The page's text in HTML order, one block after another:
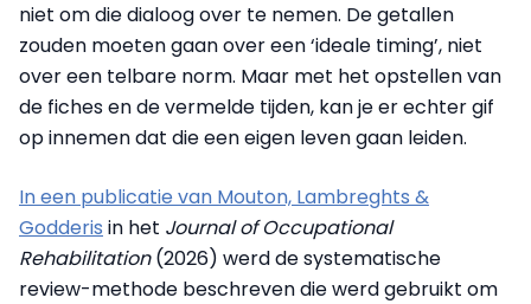
niet om die dialoog over te nemen. De getallen
zouden moeten gaan over een ‘ideale timing’, niet
over een telbare norm. Maar met het opstellen van
de fiches en de vermelde tijden, kan je er echter gif
op innemen dat die een eigen leven gaan leiden.
In een publicatie van Mouton, Lambreghts &
Godderis in het Journal of Occupational
Rehabilitation(2026) werd de systematische
review-methode beschreven die werd gebruikt om